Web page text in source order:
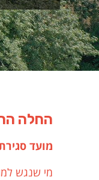
החלה הרשמה
מועד
מי שנגש